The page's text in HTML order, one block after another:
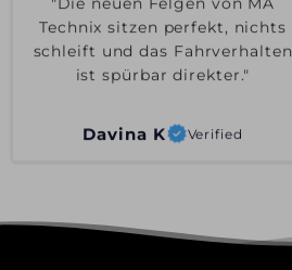
"Die neuen Felgen von MA
Technix sitzen perfekt, nichts
schleift und das Fahrverhalten
ist spürbar direkter."
Davina K Verified